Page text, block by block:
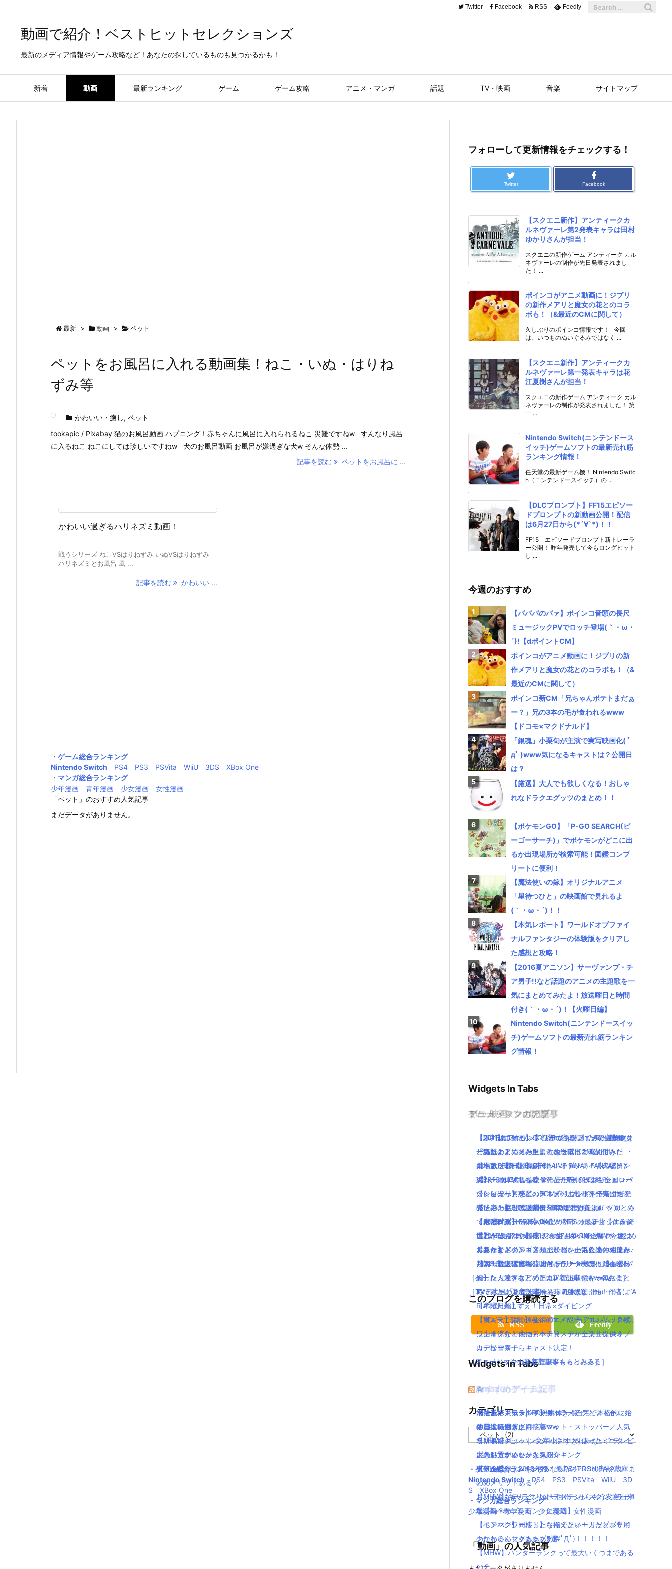
動画で紹介！ベストヒットセレクションズ
最新のメディア情報やゲーム攻略など！あなたの探しているものも見つかるかも！
新着 動画 最新ランキング ゲーム ゲーム攻略 アニメ・マンガ 話題 TV・映画 音楽 サイトマップ
Twitter Facebook RSS Feedly
最新 > 動画 > ペット
ペットをお風呂に入れる動画集！ねこ・いぬ・はりね
ずみ等
かわいい・癒し, ペット
tookapic / Pixabay 猫のお風呂動画 ハプニング！赤ちゃんに風呂に入れられるねこ 災難ですねw すんなり風呂
に入るねこ ねこにしては珍しいですねw 犬のお風呂動画 お風呂が嫌過ぎな犬w そんな体勢 ...
記事を読む
ペットをお風呂に ...
かわいい過ぎるハリネズミ動画！
戦うシリーズ ねこVSはりねずみ いぬVSはりねずみ
ハリネズミとお風呂 風 ...
記事を読む かわいい ...
・ゲーム総合ランキング
Nintendo Switch
PS4 PS3 PSVita WiiU 3DS
XBox One
・マンガ総合ランキング
少年漫画
青年漫画 少女漫画
女性漫画
「ペット」のおすすめ人気記事
まだデータがありません。
フォローして更新情報をチェックする！
Twitter Facebook
【スクエニ新作】アンティークカ
ルネヴァーレ第2発表キャラは田村
ゆかりさんが担当！
スクエニの新作ゲーム アンティーク カル
ネヴァーレの制作が先日発表されまし
た！ ...
ポインコがアニメ動画に！ジブリ
の新作メアリと魔女の花とのコラ
ボも！（&最近のCMに関して）
久しぶりのポインコ情報です！ 今回
は、いつものぬいぐるみではなく ...
【スクエニ新作】アンティークカ
ルネヴァーレ第一発表キャラは花
江夏樹さんが担当！
スクエニの新作ゲーム アンティーク カル
ネヴァーレの制作が発表されました！ 第
一 ...
Nintendo Switch(ニンテンドース
イッチ)ゲームソフトの最新売れ筋
ランキング情報！
任天堂の最新ゲーム機！ Nintendo Switc
h（ニンテンドースイッチ）の ...
【DLCプロンプト】FF15エピソー
ドプロンプトの新動画公開！配信
は6月27日から(*´∀`*)！！
FF15 エピソードプロンプト新トレーラ
ー公開！ 昨年発売して今もロングヒット
し ...
今週のおすすめ
【パパパのパァ】ポインコ音頭の長尺
ミュージックPVでロッチ登場(｀・ω・
´)!【dポイントCM】
ポインコがアニメ動画に！ジブリの新
作メアリと魔女の花とのコラボも！（&
最近のCMに関して）
ポインコ新CM「兄ちゃんポテトまだぁ
ー？」兄の3本の毛が食われるwww
【ドコモ×マクドナルド】
「銀魂」小栗旬が主演で実写映画化( ﾟ
дﾟ )www気になるキャストは？公開日
は？
【厳選】大人でも欲しくなる！おしゃ
れなドラクエグッツのまとめ！！
【ポケモンGO】「P-GO SEARCH(ピ
ーゴーサーチ)」でポケモンがどこに出
るか出現場所が検索可能！図鑑コンプ
リートに便利！
【魔法使いの嫁】オリジナルアニメ
「星待つひと」の映画館で見れるよ
(｀・ω・´)！！
【本気レポート】ワールドオブファイ
ナルファンタジーの体験版をクリアし
た感想と攻略！
【2016夏アニソン】サーヴァンプ・チ
ア男子!!など話題のアニメの主題歌を一
気にまとめてみたよ！放送曜日と時間
付き(｀・ω・´)！【火曜日編】
Nintendo Switch(ニンテンドースイッ
チ)ゲームソフトの最新売れ筋ランキン
グ情報！
Widgets In Tabs
TV・映画
【ポインコ動画】ポインコとよばれた鳥！映画
「海賊とよばれた男」とのコラボCM公開！
劇場版FF15【KINGSGLAIVE FINAL FANTASY X
V】がフルCG長編映像作品が7月9日より全国ロー
ドショーへ
【その１】ZIP話題の「朝だよ！貝社員」をまとめ
てみた( ﾟдﾟ )wwwwww
【パパパのパァ】ポインコ7月新CM登場！今度は
お祭りでポインコ音頭でかわいい浴衣の仲間達と♪
【朗報】銀魂実写は嘘だった！？実際に問い合わ
せした人達をまとめたよ(｀・ω・´)wwww
［TV・映画の新着記事をもっとみる］
ゲーム・スマホアプリ
【評判】ポケモンGOプラスを使ってみた感想をま
とめたよ！
【本気レポート】ワールドオブファイナルファン
タジーの体験版をクリアした感想と攻略！
【レビュー】テイルズオブベルセリア発売開始！
プレイの感想・評判は？PVまとめ有り！
【最強グラ】FF15の水上の都市 オルティシエが綺
麗過ぎてもはや観光レベル(＞A＜)!!!
【新作】メタルギアサバイブ、主人公達の名前が
判明！過去に登場したキャラクターだった！？
［ゲーム・スマホアプリの新着記事をもっとみる］
アニメ・マンガの記事
【2016夏アニソン】話題の新作アニメの主題歌を
一気にまとめてみたよ！放送曜日と時間付き(｀・
ω・´)！【月曜日編】
【2016夏アニソン】バッテリー・ダンガンロンパ
３・レガリアなどのアニメの主題歌を一気にまと
めてみたよ！放送曜日と時間付き(｀・ω・´)！
【木曜日編】
【2016夏アニソン】ジョジョ・べルセルク・あま
んちゅなどのアニメの主題歌を一気にまとめてみ
たよ！放送曜日と時間付き(｀・ω・´)！【金曜日
編】
TVアニメ「あまんちゅ！」7月放送開始！作者は”A
RIA”の天野こずえ！日常×ダイビング
【実写化】鋼の錬金術師エドワードエルリック役
は山田涼介！他にも本田翼、ディーン・フジオ
カ、松雪泰子らキャスト決定！
［アニメ・マンガの新着記事をもっとみる］
ミュージックの記事
【2016夏アニソン】サーヴァンプ・チア男子!!な
ど話題のアニメの主題歌を一気にまとめてみた
よ！放送曜日と時間付き(｀・ω・´)！【火曜日
編】
ひとりぼっち惑星のBGMがサウンドトラックで発
売決定！生ピアノ演奏がCDで聴けるよ(｀・ω・´)
【8/26Mステ出演】RADWIMPSの最新曲【前前前
世】が公開2日で100万再生！ついでにMVをまとめ
てみたよ！
【2016夏アニソン】バッテリー・ダンガンロンパ
３・レガリアなどのアニメの主題歌を一気にまと
めてみたよ！放送曜日と時間付き(｀・ω・´)！
【木曜日編】
【Mステで話題】Aimer(エメ)の新アルバム！RAD,
ワンオクなど大物アーティストが全楽曲提供＆プ
ロデュース！
［ミュージックの新着記事をもっとみる］
このブログを購読する
RSS Feedly
Widgets In Tabs
おすすめゲーム記事
【モンハンワールド】キャラメイクとフィールド
の顔違い過ぎ(;´Д｀)www
【MHW】モンハン文字小さすぎじゃない？テレビ
大きい方がいいかな？
【MHW】モンハンやるならPS4PROの方がいい
の？メリットある？
【MHW】キャラクリは一回作ったらもう変更出来
ないの？
【モンハンワールド】なんでフィードだとブサイ
クになるんじゃああああ(#ﾟДﾟ)！！！！！
【MHW】ハンターランクって最大いくつまである
の？
Amazonアイテム
水耕栽培キット|LED照明付き！自宅で本格的に始
める人気セット
水耕栽培キット｜ペットボトルを使ったミニタイ
プのおすすめセットを紹介
東芝冷蔵庫｜2018年版！最新のTOSHIBA冷蔵庫ま
とめ
おしゃれなデザインのペアステンレスタンブラー4
選【親へのプレゼントに最適】
【ペアマグ】同棲したら揃えたい！カップル専用
のかわいいマグカップ5選
☆
ニンテンドースイッチ 本体 一覧
使い捨てマスク
☆
消化器／人気ランキング
耐震・転倒防止用接着マット・ストッパー／人気
ランキング
応急処置グッツ／人気ランキング
☆
カテゴリー
テ
・ゲーム総合ランキング
Nintendo Switch
PS4 PS3 PSVita WiiU
3D
S
XBox One
・マンガ総合ランキング
少年漫画
青年漫画 少女漫画 女性漫画
「動画」の人気記事